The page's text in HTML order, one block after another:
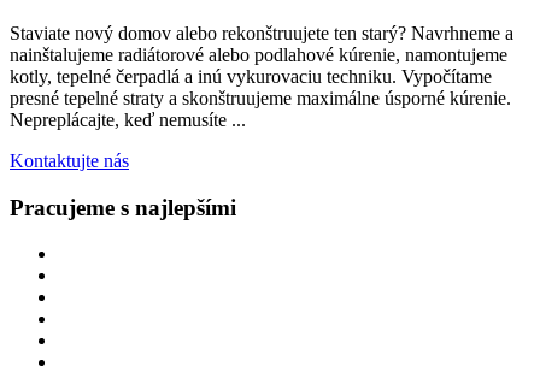
Staviate nový domov alebo rekonštruujete ten starý? Navrhneme a
nainštalujeme radiátorové alebo podlahové kúrenie, namontujeme
kotly, tepelné čerpadlá a inú vykurovaciu techniku. Vypočítame
presné tepelné straty a skonštruujeme maximálne úsporné kúrenie.
Nepreplácajte, keď nemusíte ...
Kontaktujte nás
Pracujeme s najlepšími